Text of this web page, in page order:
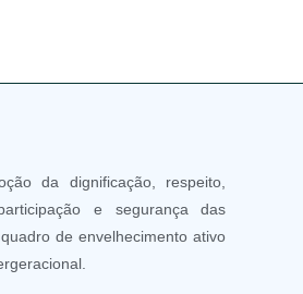
da dignificação, respeito,
e segurança das
de envelhecimento ativo